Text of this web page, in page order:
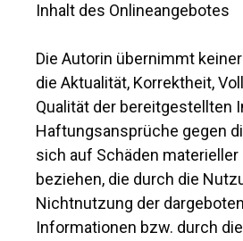
Inhalt des Onlineangebotes
Die Autorin übernimmt
die Aktualität, Korrektheit,
Qualität der bereitgestellten
Haftungsansprüche gegen
sich auf Schäden materieller
beziehen, die durch die
Nichtnutzung der
Informationen bzw. durch